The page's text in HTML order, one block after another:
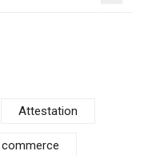
Attestation
commerce